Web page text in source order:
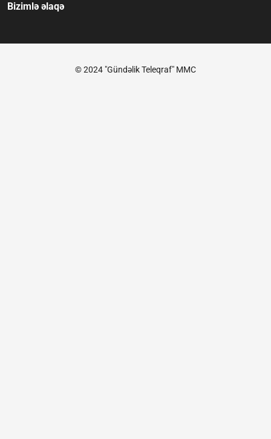
Bizimlə əlaqə
© 2024 "Gündəlik Teleqraf" MMC